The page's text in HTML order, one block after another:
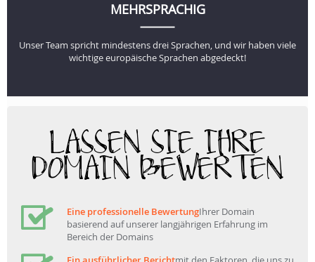
MEHRSPRACHIG
Unser Team spricht mindestens drei Sprachen, und wir haben viele
wichtige europäische Sprachen abgedeckt!
LASSEN SIE IHRE
DOMAIN BEWERTEN
Eine professionelle BewertungIhrer Domain
basierend auf unserer langjährigen Erfahrung im
Bereich der Domains